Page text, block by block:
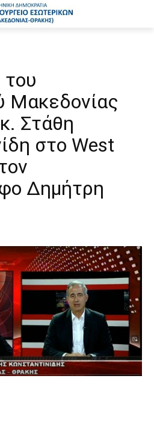
του
Μακεδονίας
Στάθη
στο West
Δημήτρη